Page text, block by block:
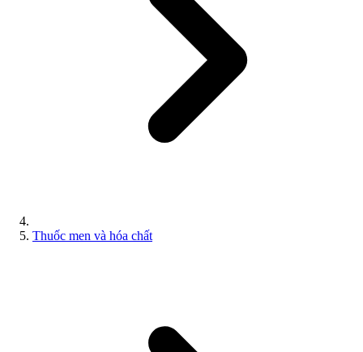
Thuốc men và hóa chất